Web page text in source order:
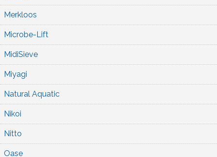
Merkloos
Microbe-Lift
MidiSieve
Miyagi
Natural Aquatic
Nikoi
Nitto
Oase